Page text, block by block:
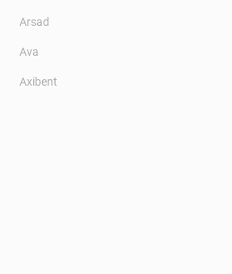
Arsad
Ava
Axibent